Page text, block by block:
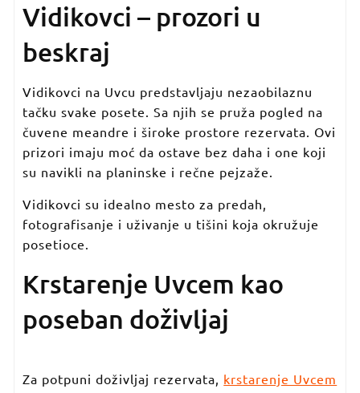
Vidikovci – prozori u
beskraj
Vidikovci na Uvcu predstavljaju nezaobilaznu
tačku svake posete. Sa njih se pruža pogled na
čuvene meandre i široke prostore rezervata. Ovi
prizori imaju moć da ostave bez daha i one koji
su navikli na planinske i rečne pejzaže.
Vidikovci su idealno mesto za predah,
fotografisanje i uživanje u tišini koja okružuje
posetioce.
Krstarenje Uvcem kao
poseban doživljaj
Za potpuni doživljaj rezervata, krstarenje Uvcem